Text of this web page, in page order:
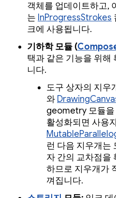
객체를 업데이트하고,
는 InProgressStrokes
크에 사용됩니다.
기하학 모듈 (
택과 같은 기능을 위해
니다.
도구 상자의 지우
와
geometry 모듈을
활성화되면 사용
런 다음 지우개는
자 간의 교차점을
하므로 지우개가
껴집니다.